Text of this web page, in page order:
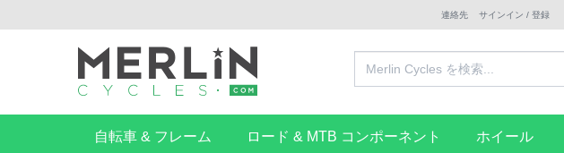
連絡先 サインイン / 登録
自転車 & フレーム ロード & MTB コンポーネント ホイール